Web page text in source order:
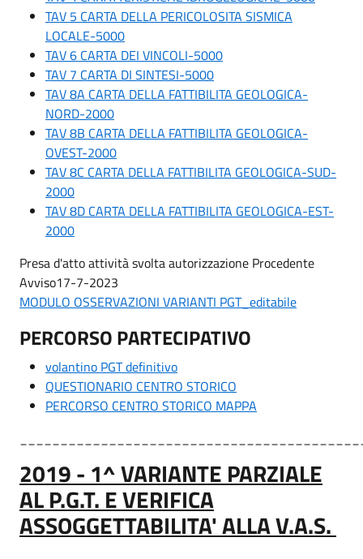
TAV 5 CARTA DELLA PERICOLOSITA SISMICA
LOCALE-5000
TAV 6 CARTA DEI VINCOLI-5000
TAV 7 CARTA DI SINTESI-5000
TAV 8A CARTA DELLA FATTIBILITA GEOLOGICA-
NORD-2000
TAV 8B CARTA DELLA FATTIBILITA GEOLOGICA-
OVEST-2000
TAV 8C CARTA DELLA FATTIBILITA GEOLOGICA-SUD-
2000
TAV 8D CARTA DELLA FATTIBILITA GEOLOGICA-EST-
2000
Presa d'atto attività svolta autorizzazione Procedente
Avviso17-7-2023
MODULO OSSERVAZIONI VARIANTI PGT_editabile
PERCORSO PARTECIPATIVO
volantino PGT definitivo
QUESTIONARIO CENTRO STORICO
PERCORSO CENTRO STORICO MAPPA
2019 - 1^ VARIANTE PARZIALE
AL P.G.T. E VERIFICA
ASSOGGETTABILITA' ALLA V.A.S.